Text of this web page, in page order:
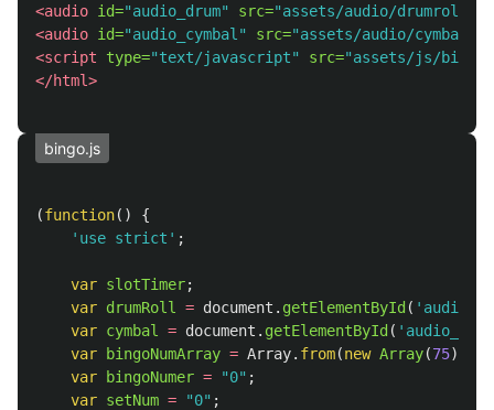
<audio id="audio_drum" src="assets/audio/
<audio id="audio_cymbal" src="assets/audio/
<script type="text/javascript" src="assets/js/
</html>
bingo.js
(function()
{
' use strict ' ;
var slotTimer;
var drumRoll = document . getElementById ( '
var cymbal = document . getElementById ( '
var
bingoNumArray = Array. from(new Array(75)).
var
bingoNumer = "0" ;
var setNum = "0" ;